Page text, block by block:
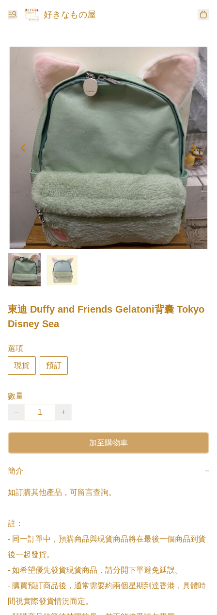
好きなもの屋
東迪 Duffy and Friends Gelatoni背囊 Tokyo
Disney Sea
選項
現貨 預訂
數量
−
+
加至購物車
簡介 −
如訂購其他產品，可留言查詢。
註：
- 同一訂單中，預購商品與現貨商品將在最後一個商品到貨
後一起發貨。
- 如希望優先發貨現貨商品，請分開下單避免延誤。
- 購買預訂商品後，通常需要約兩個星期到達香港，具體時
間視實際發貨情況而定。